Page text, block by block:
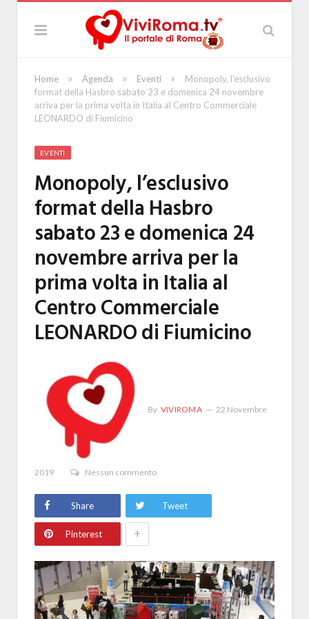
Home » Agenda » Eventi »
Monopoly, l’esclusivo
format della Hasbro sabato 23 e domenica 24 novembre
arriva per la prima volta in Italia al Centro Commerciale
LEONARDO di Fiumicino
EVENTI
Monopoly, l’esclusivo
format della Hasbro
sabato 23 e domenica 24
novembre arriva per la
prima volta in Italia al
Centro Commerciale
LEONARDO di Fiumicino
By VIVIROMA 22 Novembre
2019 Nessun commento
Share Tweet
Pinterest +